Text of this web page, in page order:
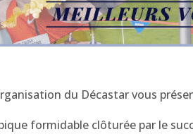
du Décastar vous
formidable clôturée par le